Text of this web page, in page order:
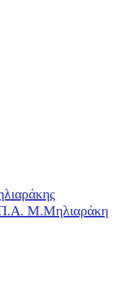
Μ.Μηλιαράκη